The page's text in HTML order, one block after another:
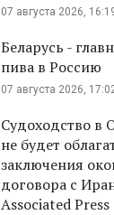
07 августа 2026,
Беларусь -
пива в Россию
07 августа 2026,
Судоходство в
не будет
заключения
договора с
Associated Press